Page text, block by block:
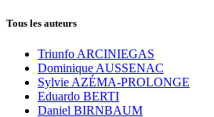
Tous les auteurs
Triunfo ARCINIEGAS
Dominique AUSSENAC
Sylvie AZÉMA-PROLONGE
Eduardo BERTI
Daniel BIRNBAUM